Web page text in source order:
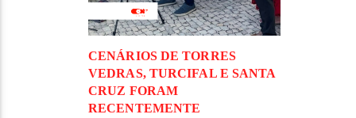
CENÁRIOS DE TORRES
VEDRAS, TURCIFAL E SANTA
CRUZ FORAM
RECENTEMENTE